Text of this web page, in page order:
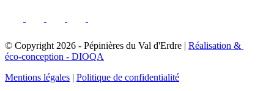
© Copyright 2026 - Pépinières du Val d'Erdre | Réalisation &
éco-conception - DIOQA
Mentions légales | Politique de confidentialité